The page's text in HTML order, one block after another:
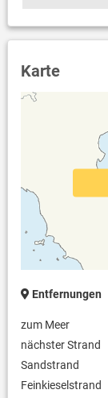
Karte
Entfernungen
zum Meer
nächster Strand
Sandstrand
Feinkieselstrand